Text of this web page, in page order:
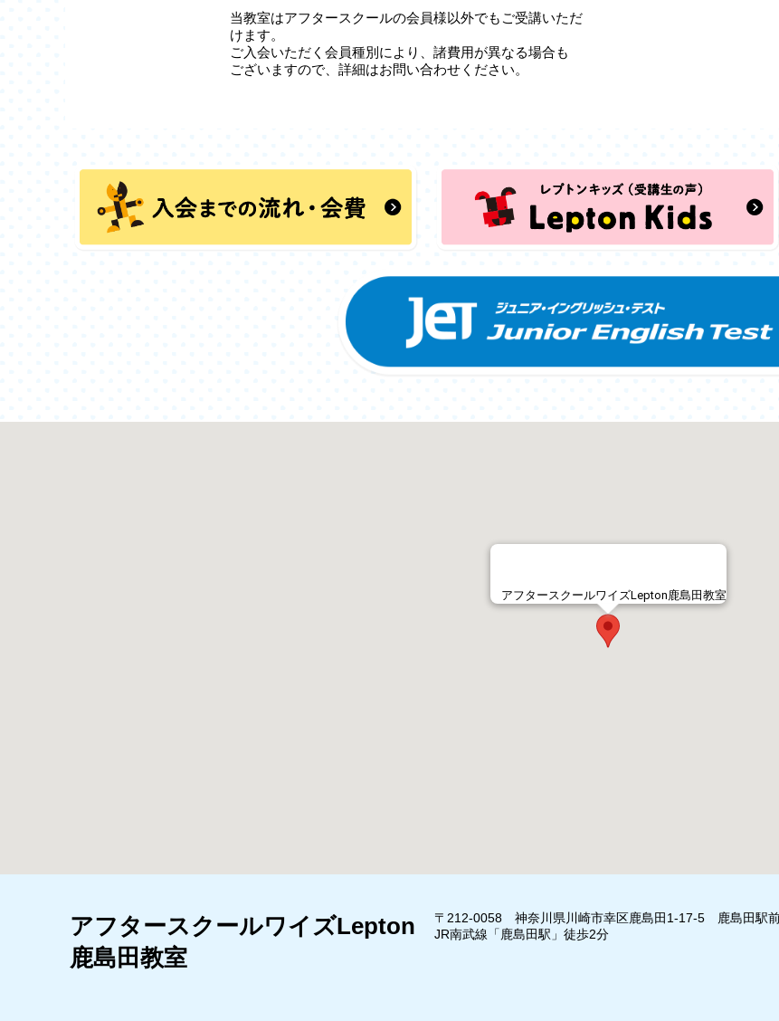
当教室はアフタースクールの会員様以外でもご受講いただ
けます。
ご入会いただく会員種別により、諸費用が異なる場合も
ございますので、詳細はお問い合わせください。
アフタースクールワイズLepton鹿島田教室
アフタースクールワイズLepton
鹿島田教室
〒212-0058 神奈川県川崎市幸区鹿島田1-17-5 鹿島田駅
JR南武線「鹿島田駅」徒歩2分